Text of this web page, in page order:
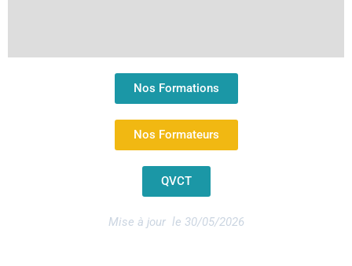
Nos Formations
Nos Formateurs
QVCT
Mise à jour le 30/05/2026